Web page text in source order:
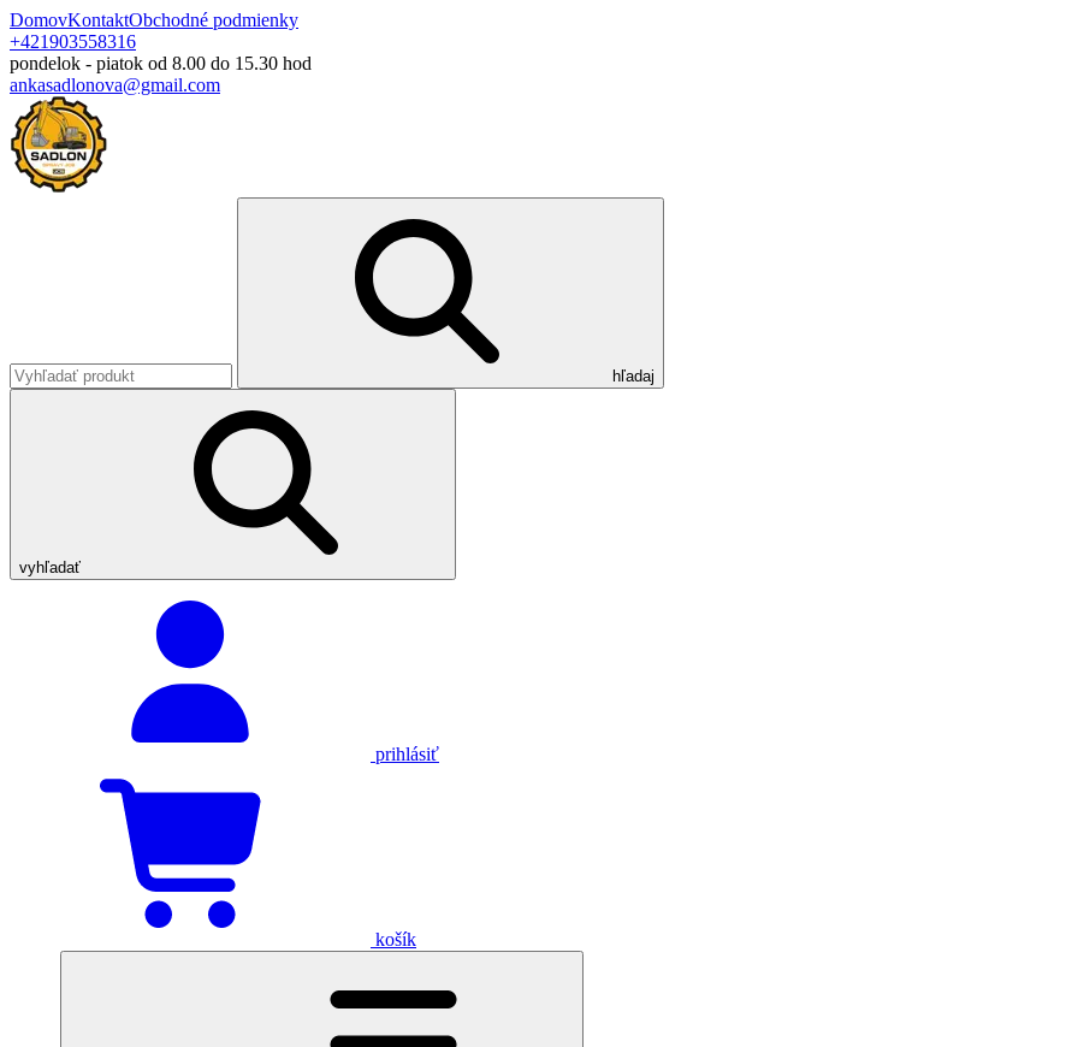
DomovKontaktObchodné podmienky
+421903558316
pondelok - piatok od 8.00 do 15.30 hod
ankasadlonova@gmail.com
hľadaj
vyhľadať
prihlásiť
košík